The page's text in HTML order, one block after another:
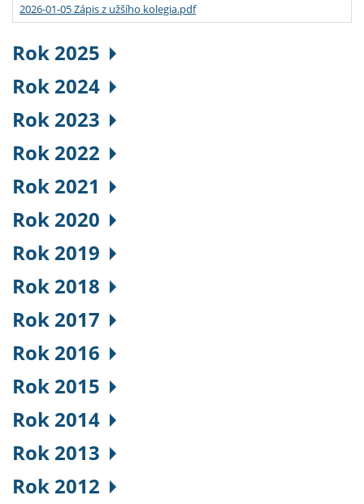
2026-01-05 Zápis z užšího kolegia.pdf
Rok 2025
Rok 2024
Rok 2023
Rok 2022
Rok 2021
Rok 2020
Rok 2019
Rok 2018
Rok 2017
Rok 2016
Rok 2015
Rok 2014
Rok 2013
Rok 2012